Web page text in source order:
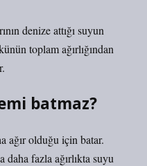
denize attığı suyun
toplam ağırlığından
batmaz?
ağır olduğu için batar.
daha fazla ağırlıkta suyu